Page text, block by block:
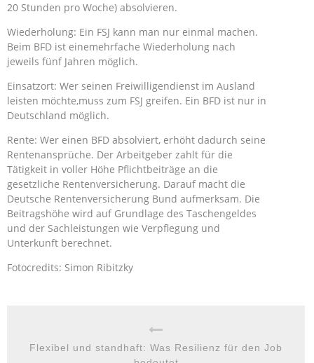
20 Stunden pro Woche) absolvieren.
Wiederholung: Ein FSJ kann man nur einmal machen.
Beim BFD ist einemehrfache Wiederholung nach
jeweils fünf Jahren möglich.
Einsatzort: Wer seinen Freiwilligendienst im Ausland
leisten möchte,muss zum FSJ greifen. Ein BFD ist nur in
Deutschland möglich.
Rente: Wer einen BFD absolviert, erhöht dadurch seine
Rentenansprüche. Der Arbeitgeber zahlt für die
Tätigkeit in voller Höhe Pflichtbeiträge an die
gesetzliche Rentenversicherung. Darauf macht die
Deutsche Rentenversicherung Bund aufmerksam. Die
Beitragshöhe wird auf Grundlage des Taschengeldes
und der Sachleistungen wie Verpflegung und
Unterkunft berechnet.
Fotocredits: Simon Ribitzky
Flexibel und standhaft: Was Resilienz für den Job